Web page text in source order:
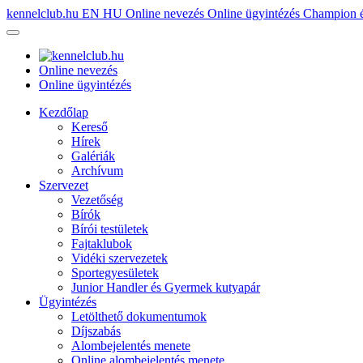
kennelclub.hu EN HU Online nevezés Online ügyintézés Champion
Online nevezés
Online ügyintézés
Kezdőlap
Kereső
Hírek
Galériák
Archívum
Szervezet
Vezetőség
Bírók
Bírói testületek
Fajtaklubok
Vidéki szervezetek
Sportegyesületek
Junior Handler és Gyermek kutyapár
Ügyintézés
Letölthető dokumentumok
Díjszabás
Alombejelentés menete
Online alombejelentés menete